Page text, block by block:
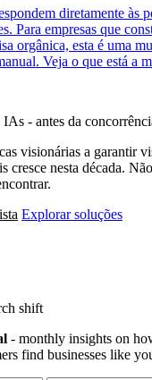
diretamente às
Para empresas que
orgânica, esta é uma
Veja o que está a
IAs - antes da
visionárias a garantir
cresce nesta década.
Explorar soluções
shift
- monthly insights on
find businesses like